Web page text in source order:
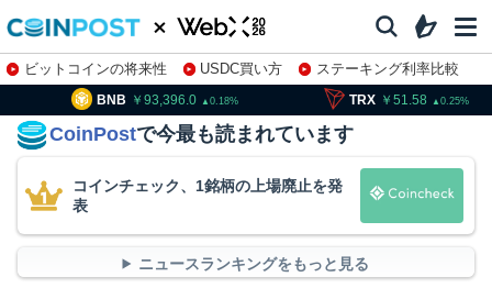
ビットコインの将来性 USDC買い方
ステーキング利率比較
株特集・関連銘柄
0.18 TRX 0.25 SOL
CoinPostで今最も読まれています
コインチェック、1銘柄の上場廃止を発
表
ニュースランキングをもっと見る